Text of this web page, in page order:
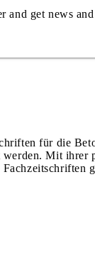
and get news
für die
Mit ihrer